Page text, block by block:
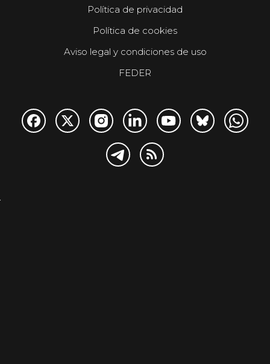
Política de privacidad
Política de cookies
Aviso legal y condiciones de uso
FEDER